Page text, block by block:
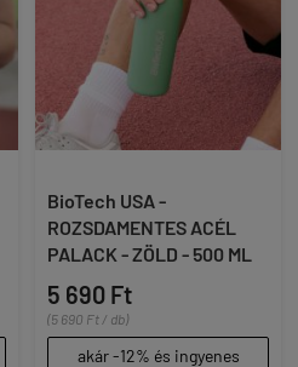
BioTech USA -
ROZSDAMENTES ACÉL
PALACK - ZÖLD - 500 ML
5 690 Ft
(5 690 Ft / db)
akár -12% és ingyenes